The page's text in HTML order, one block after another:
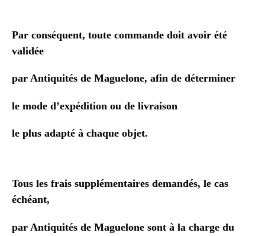
Par conséquent, toute commande doit avoir été
validée
par Antiquités de Maguelone, afin de déterminer
le mode d’expédition ou de livraison
le plus adapté à chaque objet.
Tous les frais supplémentaires demandés, le cas
échéant,
par Antiquités de Maguelone sont à la charge du